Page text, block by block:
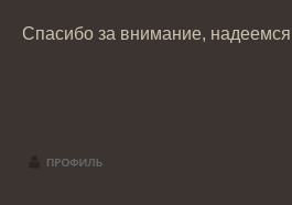
Спасибо за внимание,